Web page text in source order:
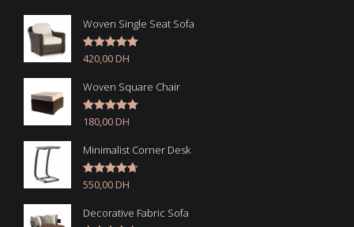
Woven Single Seat Sofa
Note5.00
sur 5
420,00DH
Woven Square Chair
Note5.00
sur 5
180,00DH
Minimalist Corner Desk
Note4.67
sur 5
550,00DH
Decorative Fabric Sofa